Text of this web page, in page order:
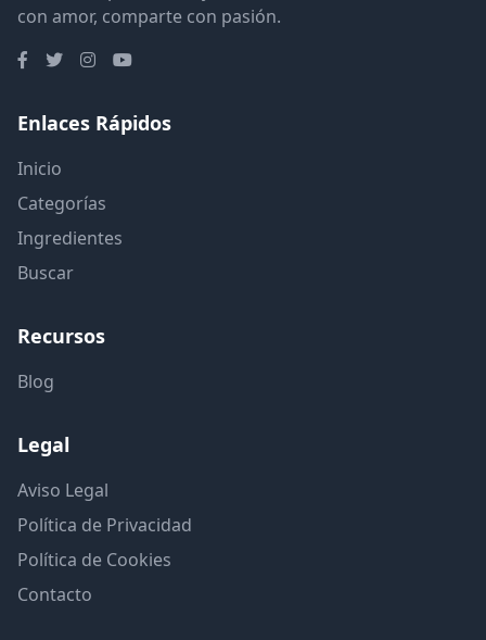
con amor, comparte con pasión.
Enlaces Rápidos
Inicio
Categorías
Ingredientes
Buscar
Recursos
Blog
Legal
Aviso Legal
Política de Privacidad
Política de Cookies
Contacto